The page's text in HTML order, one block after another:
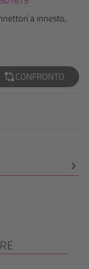
a innesto,
CONFRONTO